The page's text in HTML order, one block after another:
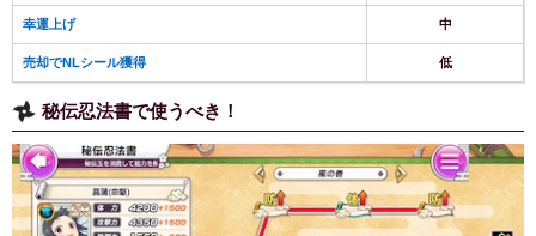
幸運上げ 中
売却でNLシール獲得 低
秘伝忍法書で使うべき！